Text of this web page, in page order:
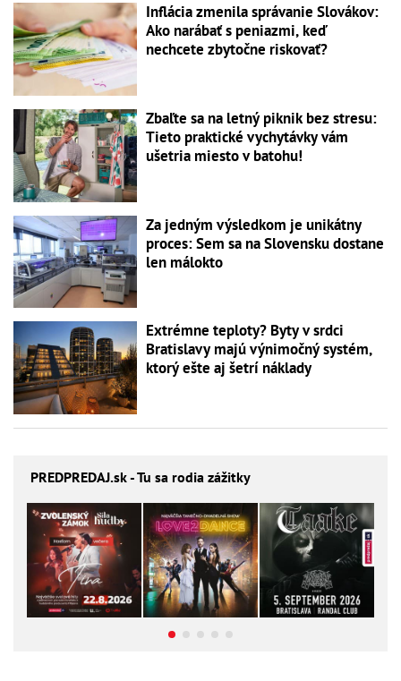
Inflácia zmenila správanie Slovákov:
Ako narábať s peniazmi, keď
nechcete zbytočne riskovať?
Zbaľte sa na letný piknik bez stresu:
Tieto praktické vychytávky vám
ušetria miesto v batohu!
Za jedným výsledkom je unikátny
proces: Sem sa na Slovensku dostane
len málokto
Extrémne teploty? Byty v srdci
Bratislavy majú výnimočný systém,
ktorý ešte aj šetrí náklady
PREDPREDAJ.sk - Tu sa rodia zážitky